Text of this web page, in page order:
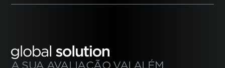
A SUA AVALIAÇÃO VAI ALÉM